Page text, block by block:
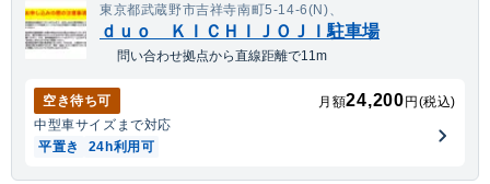
東京都武蔵野市吉祥寺南町5-14-6(N)、
ｄｕｏ ＫＩＣＨＩＪＯＪＩ駐車場
問い合わせ拠点から直線距離で11m
空き待ち可 月額24,200円(税込)
中型車サイズまで対応
平置き
24h利用可